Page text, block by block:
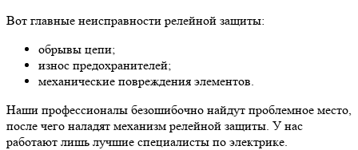
Вот главные неисправности релейной защиты:
обрывы цепи;
износ предохранителей;
механические повреждения элементов.
Наши профессионалы безошибочно найдут проблемное место,
после чего наладят механизм релейной защиты. У нас
работают лишь лучшие специалисты по электрике.